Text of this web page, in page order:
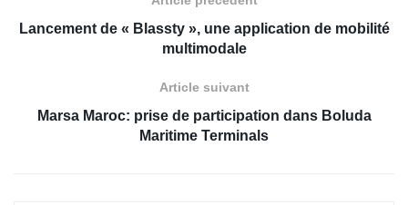
Lancement de « Blassty », une application de mobilité
multimodale
Article suivant
Marsa Maroc: prise de participation dans Boluda
Maritime Terminals